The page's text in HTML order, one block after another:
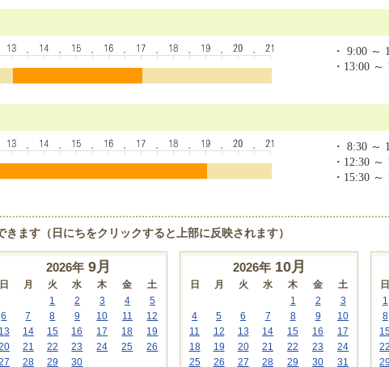
・ 9:00 ～
・13:00 ～
・ 8:30 ～
・12:30 ～
・15:30 ～
ます（日にちをクリックすると上部に反映されます）
2026年 9月
日 月 火 水 木 金
土
1
2 3 4
5
6
7 8 9 10 11
12
13
14 15 16 17 18
19
21 22 23 24 25
26
28 29 30
2026年 10月
日 月 火 水 木 金
土
1
2
3
4
5 6 7 8 9
10
11
12 13 14 15 16
17
18
19 20 21 22 23
24
25
26 27 28 29 30 31
日
1
8
22
29